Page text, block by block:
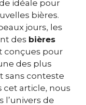
idéale pour
bières.
jours, les
des bières
conçues pour
des plus
sans conteste
cet article, nous
l’univers de